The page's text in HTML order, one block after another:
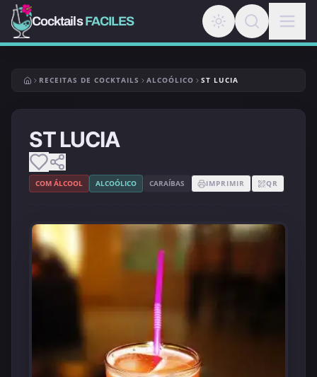
CocktailsFACILES
RECEITAS DE COCKTAILS ALCOÓLICO ST LUCIA
ST LUCIA
COM ÁLCOOL ALCOÓLICO CARAÍBAS IMPRIMIR QR